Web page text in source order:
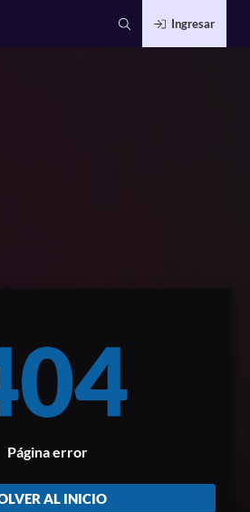
Ingresar
Página error
AL INICIO